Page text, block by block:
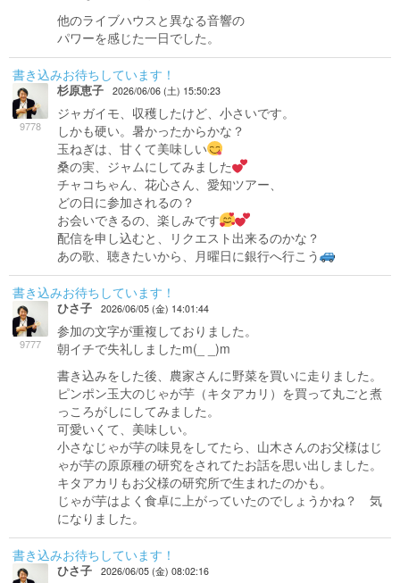
他のライブハウスと異なる音響の
パワーを感じた一日でした。
書き込みお待ちしています！
9778
杉原恵子 2026/06/06 (土) 15:50:23
ジャガイモ、収穫したけど、小さいです。
しかも硬い。暑かったからかな？
玉ねぎは、甘くて美味しい
桑の実、ジャムにしてみました
チャコちゃん、花心さん、愛知ツアー、
どの日に参加されるの？
お会いできるの、楽しみです
配信を申し込むと、リクエスト出来るのかな？
あの歌、聴きたいから、月曜日に銀行へ行こう
書き込みお待ちしています！
9777
ひさ子 2026/06/05 (金) 14:01:44
参加の文字が重複しておりました。
朝イチで失礼しましたm(_ _)m
書き込みをした後、農家さんに野菜を買いに走りました。
ピンポン玉大のじゃが芋（キタアカリ）を買って丸ごと煮
っころがしにしてみました。
可愛いくて、美味しい。
小さなじゃが芋の味見をしてたら、山木さんのお父様はじ
ゃが芋の原原種の研究をされてたお話を思い出しました。
キタアカリもお父様の研究所で生まれたのかも。
じゃが芋はよく食卓に上がっていたのでしょうかね？ 気
になりました。
書き込みお待ちしています！
ひさ子 2026/06/05 (金) 08:02:16